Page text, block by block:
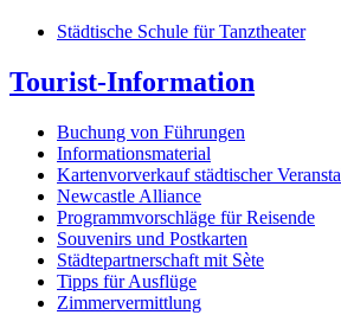
Städtische Schule für Tanztheater
Tourist-Information
Buchung von Führungen
Informationsmaterial
Kartenvorverkauf städtischer
Newcastle Alliance
Programmvorschläge für Reisende
Souvenirs und Postkarten
Städtepartnerschaft mit Sète
Tipps für Ausflüge
Zimmervermittlung